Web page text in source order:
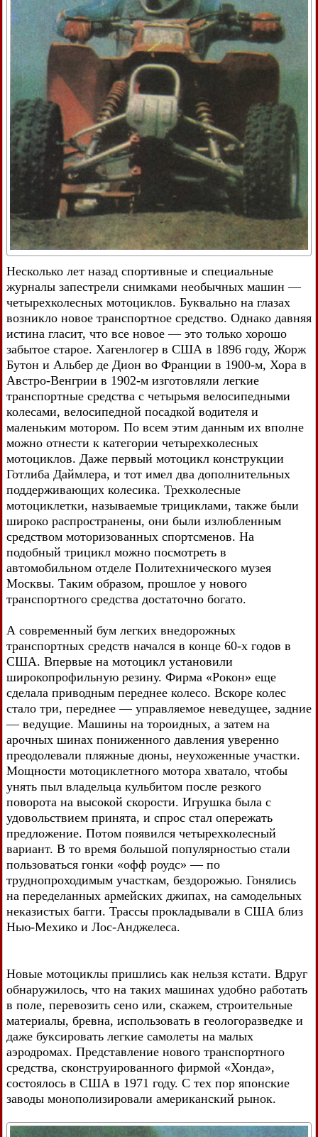
Несколько лет назад спортивные и специальные
журналы запестрели снимками необычных машин —
четырехколесных мотоциклов. Буквально на глазах
возникло новое транспортное средство. Однако давняя
истина гласит, что все новое — это только хорошо
забытое старое. Хагенлогер в США в 1896 году, Жорж
Бутон и Альбер де Дион во Франции в 1900-м, Хора в
Австро-Венгрии в 1902-м изготовляли легкие
транспортные средства с четырьмя велосипедными
колесами, велосипедной посадкой водителя и
маленьким мотором. По всем этим данным их вполне
можно отнести к категории четырехколесных
мотоциклов. Даже первый мотоцикл конструкции
Готлиба Даймлера, и тот имел два дополнительных
поддерживающих колесика. Трехколесные
мотоциклетки, называемые трициклами, также были
широко распространены, они были излюбленным
средством моторизованных спортсменов. На
подобный трицикл можно посмотреть в
автомобильном отделе Политехнического музея
Москвы. Таким образом, прошлое у нового
транспортного средства достаточно богато.
А современный бум легких внедорожных
транспортных средств начался в конце 60-х годов в
США. Впервые на мотоцикл установили
широкопрофильную резину. Фирма «Рокон» еще
сделала приводным переднее колесо. Вскоре колес
стало три, переднее — управляемое неведущее, задние
— ведущие. Машины на тороидных, а затем на
арочных шинах пониженного давления уверенно
преодолевали пляжные дюны, неухоженные участки.
Мощности мотоциклетного мотора хватало, чтобы
унять пыл владельца кульбитом после резкого
поворота на высокой скорости. Игрушка была с
удовольствием принята, и спрос стал опережать
предложение. Потом появился четырехколесный
вариант. В то время большой популярностью стали
пользоваться гонки «офф роудс» — по
труднопроходимым участкам, бездорожью. Гонялись
на переделанных армейских джипах, на самодельных
неказистых багги. Трассы прокладывали в США близ
Нью-Мехико и Лос-Анджелеса.
Новые мотоциклы пришлись как нельзя кстати. Вдруг
обнаружилось, что на таких машинах удобно работать
в поле, перевозить сено или, скажем, строительные
материалы, бревна, использовать в геологоразведке и
даже буксировать легкие самолеты на малых
аэродромах. Представление нового транспортного
средства, сконструированного фирмой «Хонда»,
состоялось в США в 1971 году. С тех пор японские
заводы монополизировали американский рынок.